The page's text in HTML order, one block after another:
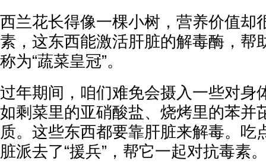
西兰花长得像一棵小树，营养价值却
素，这东西能激活肝脏的解毒酶，帮
称为“蔬菜皇冠”。
过年期间，咱们难免会摄入一些对
如剩菜里的亚硝酸盐、烧烤里的苯并
质。这些东西都要靠肝脏来解毒。吃
脏派去了“援兵”，帮它一起对抗毒素